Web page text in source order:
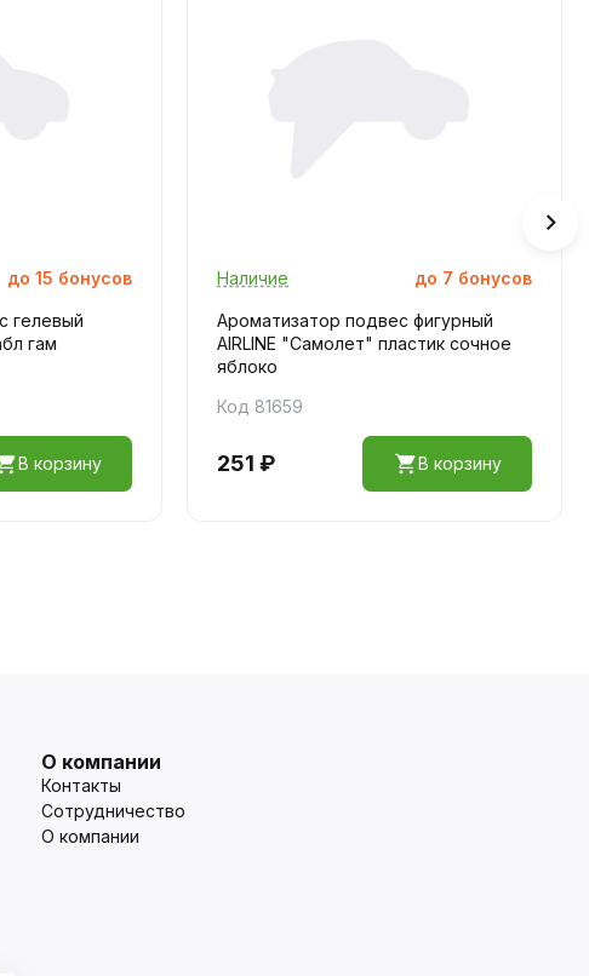
до 15 бонусов
гелевый
гам
В корзину
Наличие до 7 бонусов
Ароматизатор подвес фигурный
AIRLINE "Самолет" пластик сочное
яблоко
Код 81659
251 ₽ В корзину
О компании
Контакты
Сотрудничество
О компании